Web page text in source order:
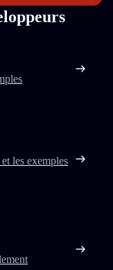
les exemples